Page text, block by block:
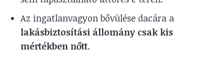
Az ingatlanvagyon bővülése dacára a
lakásbiztosítási állomány csak kis
mértékben nőtt.